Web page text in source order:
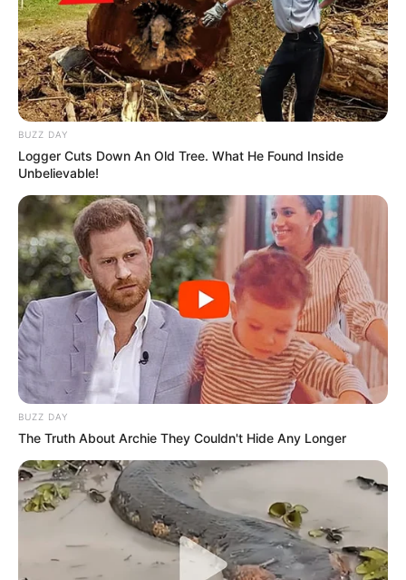
BUZZ DAY
Logger Cuts Down An Old Tree. What He Found Inside
Unbelievable!
BUZZ DAY
The Truth About Archie They Couldn't Hide Any Longer